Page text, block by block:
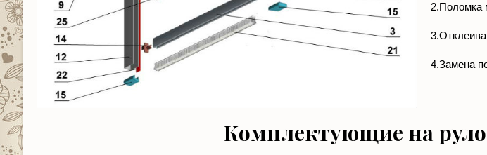
2.Поломка
4.Замена
Комплектующие на